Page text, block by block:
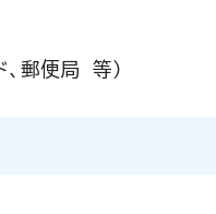
、郵便局 等）